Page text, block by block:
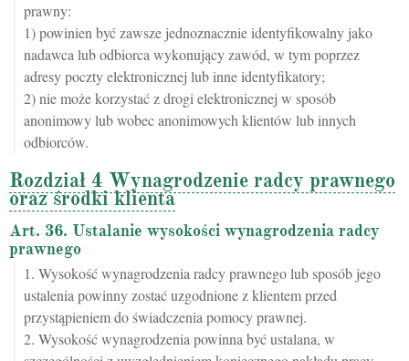
prawny:
1) powinien być zawsze jednoznacznie identyfikowalny jako
nadawca lub odbiorca wykonujący zawód, w tym poprzez
adresy poczty elektronicznej lub inne identyfikatory;
2) nie może korzystać z drogi elektronicznej w sposób
anonimowy lub wobec anonimowych klientów lub innych
odbiorców.
Rozdział 4 Wynagrodzenie radcy prawnego
oraz środki klienta
Art. 36. Ustalanie wysokości wynagrodzenia radcy
prawnego
1. Wysokość wynagrodzenia radcy prawnego lub sposób jego
ustalenia powinny zostać uzgodnione z klientem przed
przystąpieniem do świadczenia pomocy prawnej.
2. Wysokość wynagrodzenia powinna być ustalana, w